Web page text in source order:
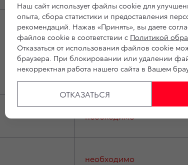
Ремонтное воздействие
Замена/ремонт
необходимо
необходимо
Наш сайт использует файлы cookie для
опыта, сбора статистики и предоставления
рекомендаций. Нажав «Принять», вы даете
файлов cookie в соответствии с Политикой
Отказаться от использования файлов cookie
браузера. При блокировании или удалении
некорректная работа нашего сайта в Вашем
ОТКАЗАТЬСЯ